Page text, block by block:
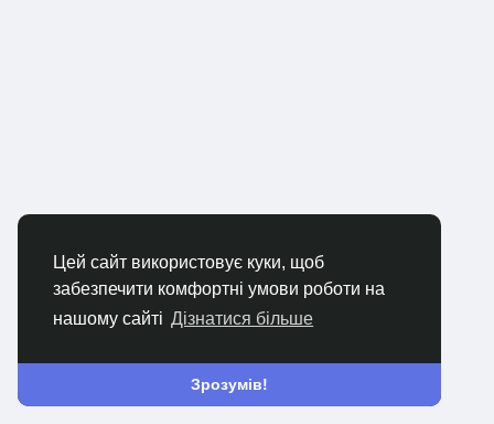
Цей сайт використовує куки, щоб
забезпечити комфортні умови роботи на
нашому сайті Дізнатися більше
Зрозумів!